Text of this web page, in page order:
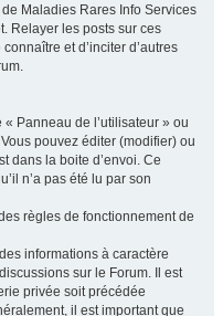
Maladies Rares Info Services
Relayer les posts sur ces
et d’inciter d’autres
Panneau de l’utilisateur » ou
pouvez éditer (modifier) ou
dans la boite d’envoi. Ce
n’a pas été lu par son
règles de fonctionnement de
informations à caractère
sur le Forum. Il est
privée soit précédée
il est important que